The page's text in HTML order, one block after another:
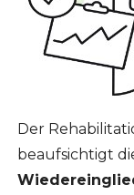
Der
beaufsichtigt